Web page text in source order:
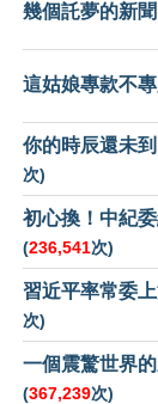
幾個託夢的新
這姑娘專款不
你的時辰還未
次)
初心換！中紀
(236,541次)
習近平率常委
次)
一個震驚世界
(367,239次)